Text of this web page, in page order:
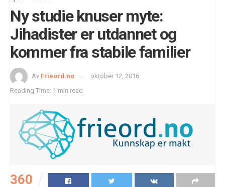
Ny studie knuser myte:
Jihadister er utdannet og
kommer fra stabile familier
Av Frieord.no
oktober 12, 2016
Reading Time: 1 min read
360